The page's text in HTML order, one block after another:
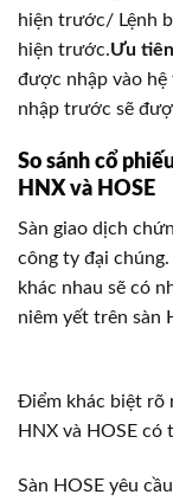
hiện trước/ Lệnh
hiện trước.Ưu
được nhập vào hệ
nhập trước sẽ
So sánh cổ
HNX và HOSE
Sàn giao dịch
công ty đại
khác nhau sẽ có
niêm yết trên sàn
Điểm khác biệt rõ
HNX và HOSE có
Sàn HOSE yêu